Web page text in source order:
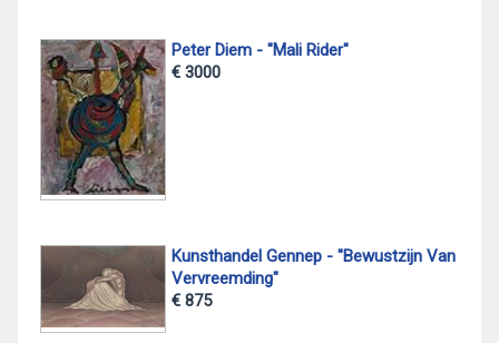
Peter Diem - "Mali Rider"
€ 3000
Kunsthandel Gennep - "Bewustzijn Van
Vervreemding"
€ 875